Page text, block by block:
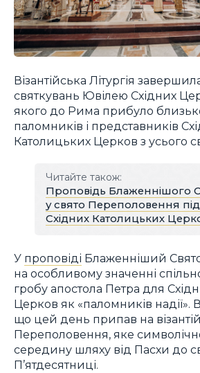
Візантійська Літургія
святкувань Ювілею Східних
якого до Рима прибуло
паломників і представників
Католицьких Церков з усього
Читайте також:
Проповідь Блаженнішого
у свято Переполовення
Східних Католицьких
У проповіді Блаженніший
на особливому значенні
гробу апостола Петра для
Церков як «паломників надії».
що цей день припав на
Переполовення, яке
середину шляху від Пасхи до
П’ятдесятниці.